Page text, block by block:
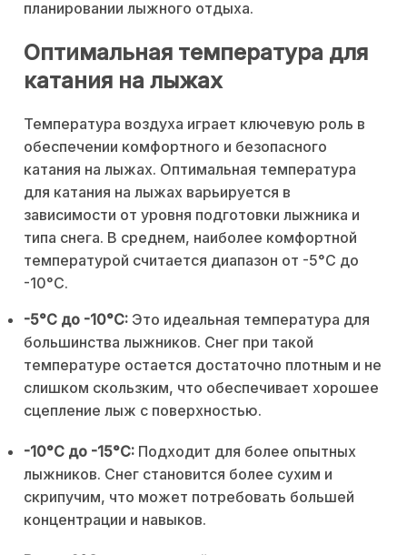
планировании лыжного отдыха.
Оптимальная температура для
катания на лыжах
Температура воздуха играет ключевую роль в
обеспечении комфортного и безопасного
катания на лыжах. Оптимальная температура
для катания на лыжах варьируется в
зависимости от уровня подготовки лыжника и
типа снега. В среднем, наиболее комфортной
температурой считается диапазон от -5°C до
-10°C.
-5°C до -10°C: Это идеальная температура для
большинства лыжников. Снег при такой
температуре остается достаточно плотным и не
слишком скользким, что обеспечивает хорошее
сцепление лыж с поверхностью.
-10°C до -15°C: Подходит для более опытных
лыжников. Снег становится более сухим и
скрипучим, что может потребовать большей
концентрации и навыков.